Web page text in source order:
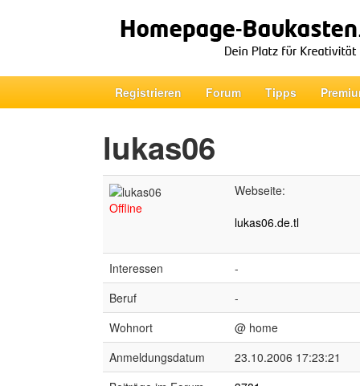
Registrieren Forum Tipps
lukas06
Offline
Webseite:
lukas06.de.tl
Interessen
-
Beruf
-
Wohnort
@ home
Anmeldungsdatum
23.10.2006 17:23:21